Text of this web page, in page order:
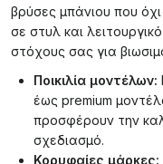
βρύσες μπάνιου που
σε στυλ και
στόχους σας για
Ποικιλία μοντέλων:
έως premium
προσφέρουν την
σχεδιασμό.
Κορυφαίες μάρκες: